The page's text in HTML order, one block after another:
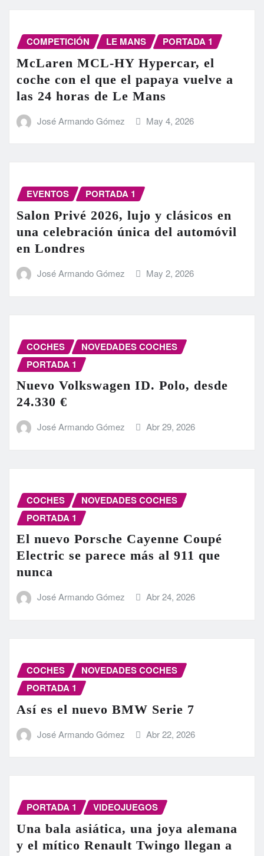
COMPETICIÓN LE MANS PORTADA 1
McLaren MCL-HY Hypercar, el
coche con el que el papaya vuelve a
las 24 horas de Le Mans
José Armando Gómez May 4, 2026
EVENTOS PORTADA 1
Salon Privé 2026, lujo y clásicos en
una celebración única del automóvil
en Londres
José Armando Gómez May 2, 2026
COCHES
NOVEDADES COCHES
PORTADA 1
Nuevo Volkswagen ID. Polo, desde
24.330 €
José Armando Gómez Abr 29, 2026
COCHES
NOVEDADES COCHES
PORTADA 1
El nuevo Porsche Cayenne Coupé
Electric se parece más al 911 que
nunca
José Armando Gómez Abr 24, 2026
COCHES
NOVEDADES COCHES
PORTADA 1
Así es el nuevo BMW Serie 7
José Armando Gómez Abr 22, 2026
PORTADA 1 VIDEOJUEGOS
Una bala asiática, una joya alemana
y el mítico Renault Twingo llegan a